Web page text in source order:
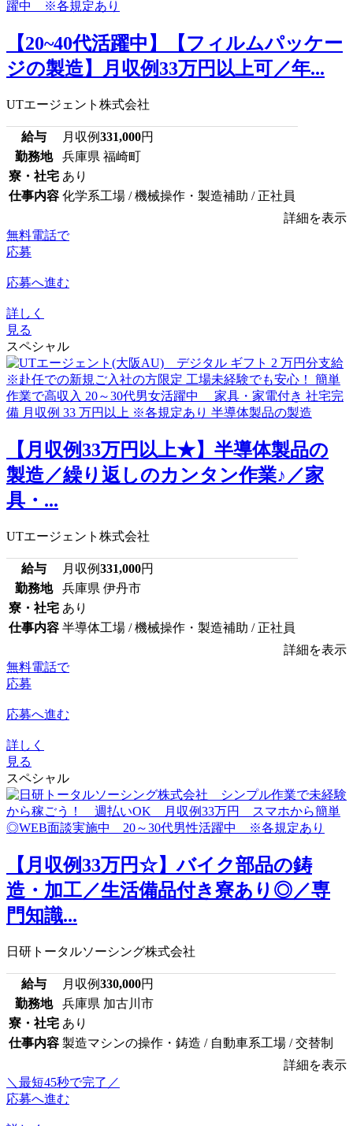
【20~40代活躍中】【フィルムパッケー
ジの製造】月収例33万円以上可／年...
UTエージェント株式会社
給与 月収例331,000円
勤務地
兵庫県 福崎町
寮・社宅 あり
仕事内容 化学系工場 / 機械操作・製造補助 / 正社員
詳細を表示
無料電話で
応募
応募へ進む
詳しく
見る
スペシャル
【月収例33万円以上★】半導体製品の
製造／繰り返しのカンタン作業♪／家
具・...
UTエージェント株式会社
給与 月収例331,000円
勤務地
兵庫県 伊丹市
寮・社宅 あり
仕事内容 半導体工場 / 機械操作・製造補助 / 正社員
詳細を表示
無料電話で
応募
応募へ進む
詳しく
見る
スペシャル
【月収例33万円☆】バイク部品の鋳
造・加工／生活備品付き寮あり◎／専
門知識...
日研トータルソーシング株式会社
給与 月収例330,000円
勤務地
兵庫県 加古川市
寮・社宅 あり
仕事内容 製造マシンの操作・鋳造 / 自動車系工場 / 交替制
詳細を表示
＼最短45秒で完了／
応募へ進む